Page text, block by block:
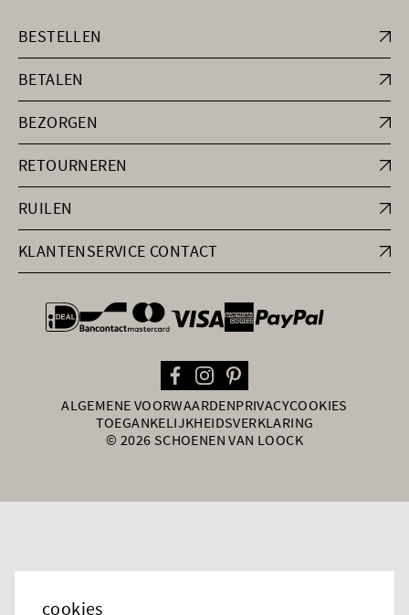
BESTELLEN
BETALEN
BEZORGEN
RETOURNEREN
RUILEN
KLANTENSERVICE CONTACT
general.paymentOptions
ALGEMENE VOORWAARDENPRIVACYCOOKIES
TOEGANKELIJKHEIDSVERKLARING
© 2026 SCHOENEN VAN LOOCK
cookies